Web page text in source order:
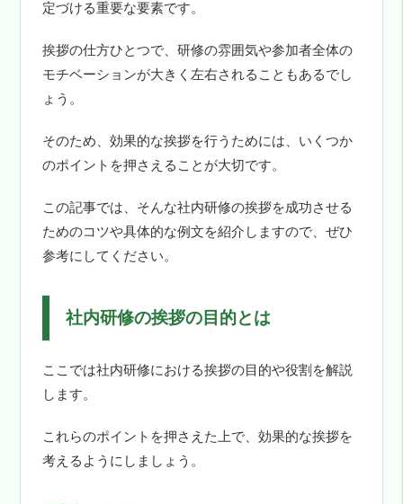
定づける重要な要素です。
挨拶の仕方ひとつで、研修の雰囲気や参加者全体の
モチベーションが大きく左右されることもあるでし
ょう。
そのため、効果的な挨拶を行うためには、いくつか
のポイントを押さえることが大切です。
この記事では、そんな社内研修の挨拶を成功させる
ためのコツや具体的な例文を紹介しますので、ぜひ
参考にしてください。
社内研修の挨拶の目的とは
ここでは社内研修における挨拶の目的や役割を解説
します。
これらのポイントを押さえた上で、効果的な挨拶を
考えるようにしましょう。